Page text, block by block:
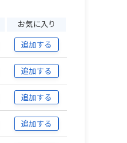
お気に入り
追加する
追加する
追加する
追加する